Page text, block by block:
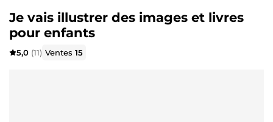
Je vais illustrer des images et livres
pour enfants
5,0 (11) Ventes15